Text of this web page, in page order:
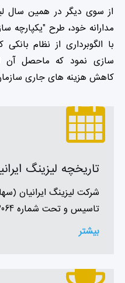
از سوی دیگر در همین سال
مدارانه خود، طرح "یکپارچه
با الگوبرداری از نظام
سازی نمود که ماحصل آن
کاهش هزینه های جاری سازمان
تاریخچه لیزینگ
تاسیس و تحت شماره 192064 ....
بیشتر